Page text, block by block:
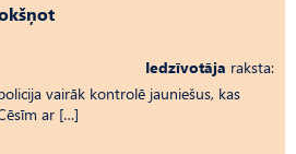
Iedzīvotāja raksta:
vairāk kontrolē jauniešus, kas
ar […]